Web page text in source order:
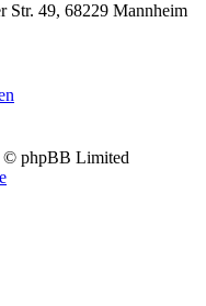
Str. 49, 68229 Mannheim
© phpBB Limited